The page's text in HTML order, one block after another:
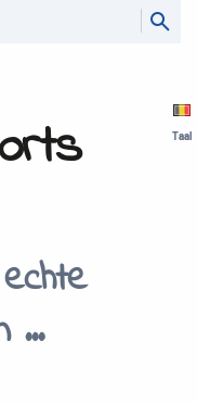
Taal
...